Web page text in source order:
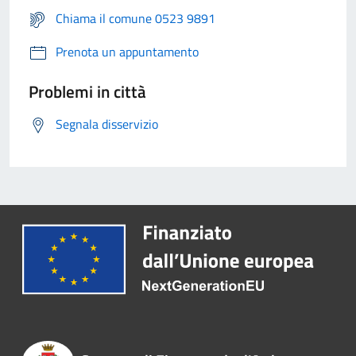
Chiama il comune 0523 9891
Prenota un appuntamento
Problemi in città
Segnala disservizio